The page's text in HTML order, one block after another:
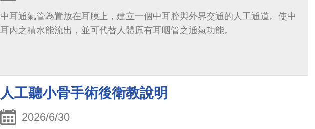
中耳通氣管為置放在耳膜上，建立一個中耳腔與外界交通的人工通道。使中
耳內之積水能流出，並可代替人體原有耳咽管之通氣功能。
人工聽小骨手術後衛教說明
2026/6/30